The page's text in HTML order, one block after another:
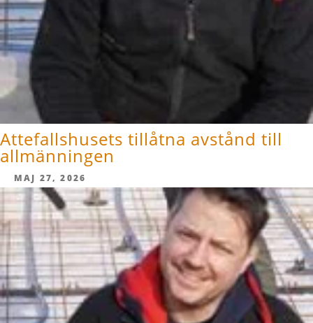
Attefallshusets tillåtna avstånd till
allmänningen
MAJ 27, 2026